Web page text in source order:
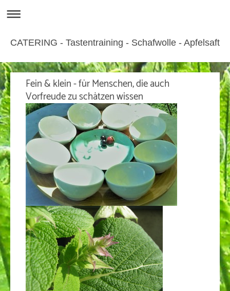
CATERING - Tastentraining - Schafwolle - Apfelsaft
Fein & klein - für Menschen, die auch
Vorfreude zu schätzen wissen